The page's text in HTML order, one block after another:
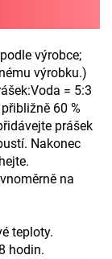
výrobce;
výrobku.)
= 5:3
60 %
prášek
Nakonec
na
teploty.
hodin.